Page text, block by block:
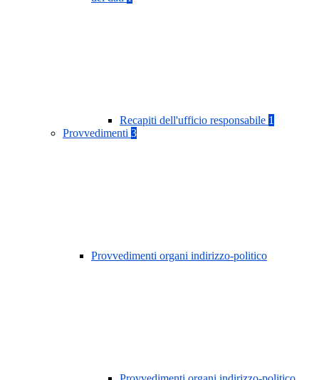
Recapiti dell'ufficio responsabile 1
Provvedimenti 3
Provvedimenti organi indirizzo-politico